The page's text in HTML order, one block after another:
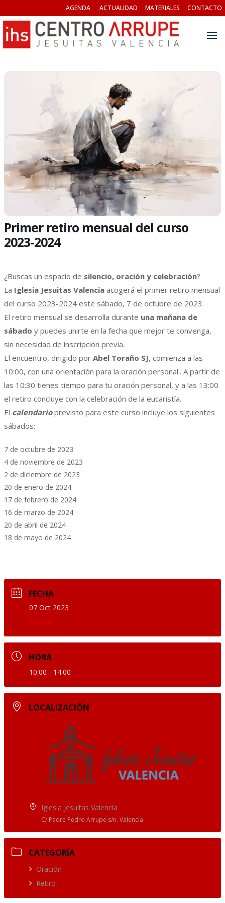
AGENDA ACTUALIDAD MATERIALES CONTACTO
Primer retiro mensual del curso
2023-2024
¿Buscas un espacio de silencio, oración y celebración?
La Iglesia Jesuitas Valencia acogerá el primer retiro mensual
del curso 2023-2024 este sábado, 7 de octubre de 2023.
El retiro mensual se desarrolla durante una mañana de
sábado y puedes unirte en la fecha que mejor te convenga,
sin necesidad de inscripción previa.
El encuentro, dirigido por Abel Toraño SJ, comienza a las
10:00, con una orientación para la oración personal.. A partir de
las 10:30 tienes tiempo para tu oración personal, y a las 13:00
el retiro concluye con la celebración de la eucaristía.
El calendarioprevisto para este curso incluye los siguientes
sábados:
7 de octubre de 2023
4 de noviembre de 2023
2 de diciembre de 2023
20 de enero de 2024
17 de febrero de 2024
16 de marzo de 2024
20 de abril de 2024
18 de mayo de 2024
FECHA
07 Oct 2023
Pasado
HORA
10:00 - 14:00
LOCALIZACIÓN
Iglesia Jesuitas Valencia
C/ Padre Pedro Arrupe s/n. Valencia
CATEGORÍA
Oración
Retiro